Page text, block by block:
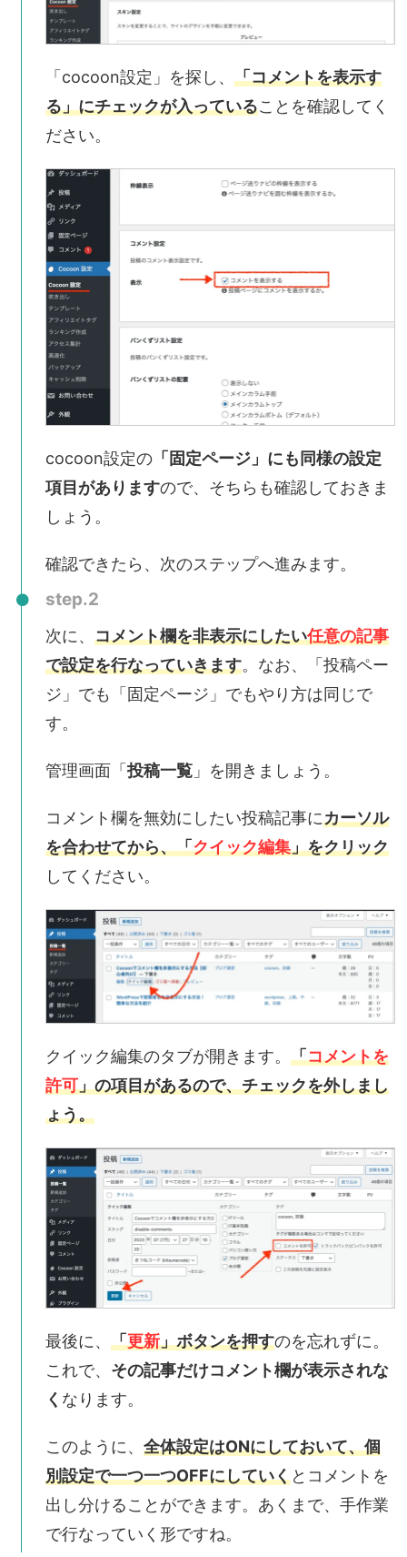
「cocoon設定」を探し、 「コメントを表示す
る」にチェックが入っていることを確認してく
ださい。
cocoon設定の 「固定ページ」にも同様の設定
項目がありますので、そちらも確認しておきま
しょう。
確認できたら、次のステップへ進みます。
step.2
次に、 コメント欄を非表示にしたい任意の記事
で設定を行なっていきます。なお、「投稿ペー
ジ」でも「固定ページ」でもやり方は同じで
す。
管理画面「投稿一覧 」を開きましょう。
コ メント欄を無効にしたい投稿記事にカーソル
を合わせてから、「クイック編集」をクリック
してください。
クイック編集のタブが開きます。 「コメントを
許可」の項目があるので、チェックを外しまし
ょう。
最後に、 「更新」ボタンを押すのを忘れずに。
これで、 その記事だけコメント欄が表示されな
く なります。
このように、 全体設定はONにしておいて、個
別設定で一つ一つOFFにしていくとコメントを
出し分けることができます。あくまで、手作業
で行なっていく形ですね。